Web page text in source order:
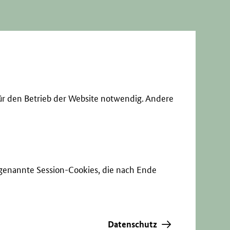
den Betrieb der Website notwendig. Andere
Session-Cookies, die nach Ende
Datenschutz